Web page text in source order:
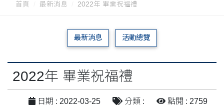
首頁 最新消息 2022年 畢業祝福禮
最新消息 活動總覽
2022年 畢業祝福禮
日期 : 2022-03-25 分類 : 點閱 : 2759